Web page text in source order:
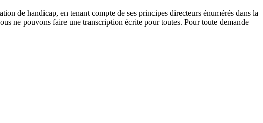
de handicap, en tenant compte de ses principes directeurs énumérés dans la
ne pouvons faire une transcription écrite pour toutes. Pour toute demande